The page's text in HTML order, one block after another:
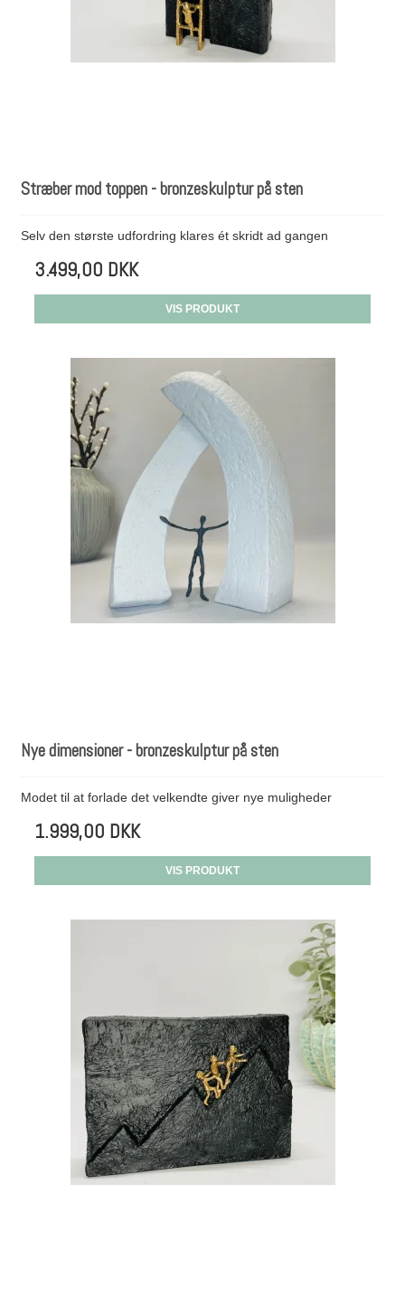
Stræber mod toppen - bronzeskulptur på sten
Selv den største udfordring klares ét skridt ad gangen
3.499,00 DKK
VIS PRODUKT
Nye dimensioner - bronzeskulptur på sten
Modet til at forlade det velkendte giver nye muligheder
1.999,00 DKK
VIS PRODUKT